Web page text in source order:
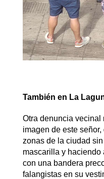
También en La
Otra denuncia vecinal
imagen de este
zonas de la ciudad
mascarilla y
con una bandera
falangistas en su